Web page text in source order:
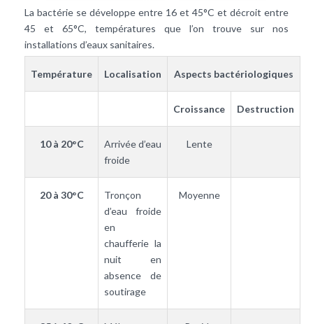
La bactérie se développe entre 16 et 45°C et décroit entre
45 et 65°C, températures que l’on trouve sur nos
installations d’eaux sanitaires.
Température Localisation Aspects bactériologiques
Croissance Destruction
10 à 20°C
Arrivée d’eau
froide
Lente
20 à 30°C
Tronçon
d’eau froide
en
chaufferie la
nuit en
absence de
soutirage
Moyenne